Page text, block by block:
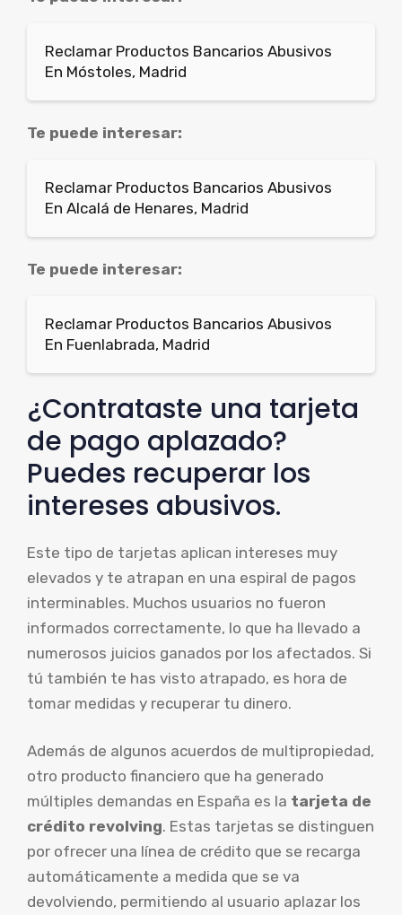
Reclamar Productos Bancarios Abusivos
En Móstoles, Madrid
Te puede interesar:
Reclamar Productos Bancarios Abusivos
En Alcalá de Henares, Madrid
Te puede interesar:
Reclamar Productos Bancarios Abusivos
En Fuenlabrada, Madrid
¿Contrataste una tarjeta
de pago aplazado?
Puedes recuperar los
intereses abusivos.
Este tipo de tarjetas aplican intereses muy
elevados y te atrapan en una espiral de pagos
interminables. Muchos usuarios no fueron
informados correctamente, lo que ha llevado a
numerosos juicios ganados por los afectados. Si
tú también te has visto atrapado, es hora de
tomar medidas y recuperar tu dinero.
Además de algunos acuerdos de multipropiedad,
otro producto financiero que ha generado
múltiples demandas en España es la tarjeta de
crédito revolving. Estas tarjetas se distinguen
por ofrecer una línea de crédito que se recarga
automáticamente a medida que se va
devolviendo, permitiendo al usuario aplazar los